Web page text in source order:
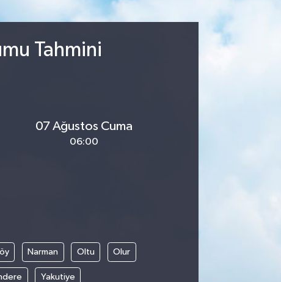
Tahmini
07 Ağustos Cuma
06:00
Narman Oltu Olur
Yakutiye